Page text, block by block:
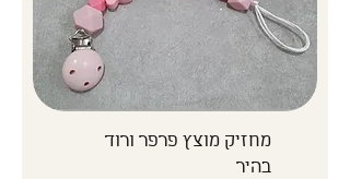
מחזיק מוצץ פרפר ורוד
בהיר